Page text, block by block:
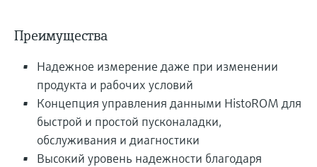
Преимущества
Надежное измерение даже при изменении
продукта и рабочих условий
Концепция управления данными HistoROM для
быстрой и простой пусконаладки,
обслуживания и диагностики
Высокий уровень надежности благодаря